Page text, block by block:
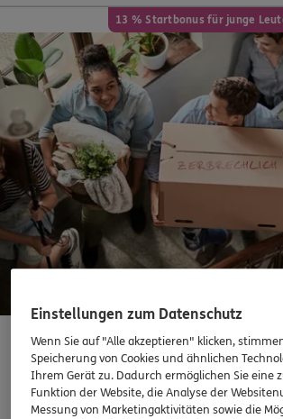
Rechnung einreichen
Kontakt
Meine Versicherungen
Sehen Sie auf einen Blick Ihre
dem ERGO Rechtsschutz und
13 % Startbonus für junge
Private Haftpflichtversicherung
Einstellungen zum Datenschutz
Wenn Sie auf "Alle akzeptieren" klicken,
Speicherung von Cookies und ähnlichen
Ihrem Gerät zu. Dadurch ermöglichen Sie eine
Funktion der Website, die Analyse der
Messung von Marketingaktivitäten sowie die